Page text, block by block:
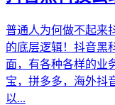
普通人为何做不起来
的底层逻辑！抖音黑
面，有各种各样的业
宝，拼多多，海外抖
以...